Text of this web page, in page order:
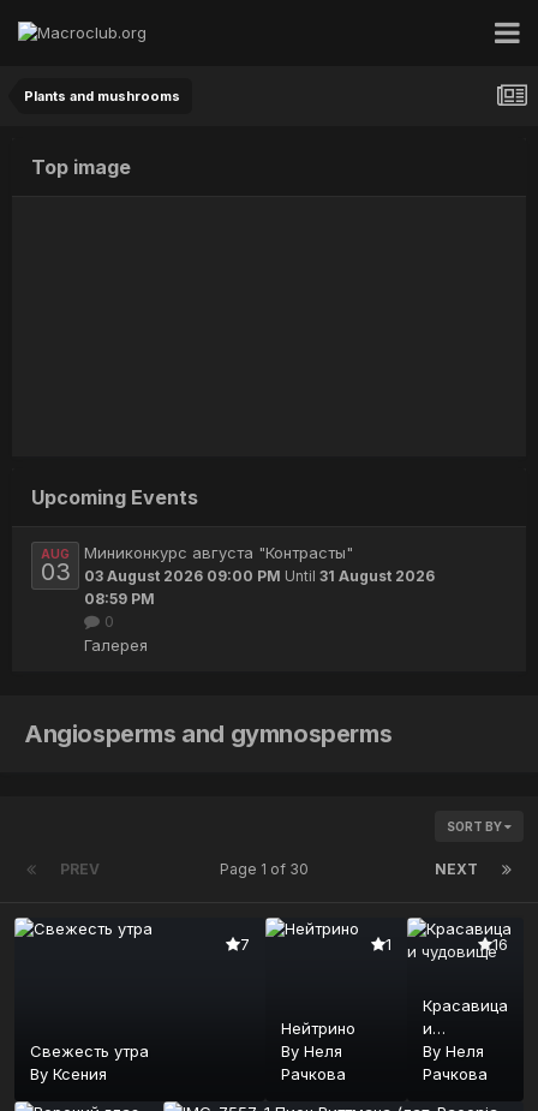
Plants and mushrooms
Top image
Upcoming Events
AUG
03
Миниконкурс августа "Контрасты"
03 August 2026 09:00 PM Until 31 August 2026
08:59 PM
0
Галерея
Angiosperms and gymnosperms
SORT BY
PREV NEXT
Page 1 of 30
7
Свежесть утра
By Ксения
1
Нейтрино
By Неля
Рачкова
16
Красавица
и
чудовище
By Неля
Рачкова